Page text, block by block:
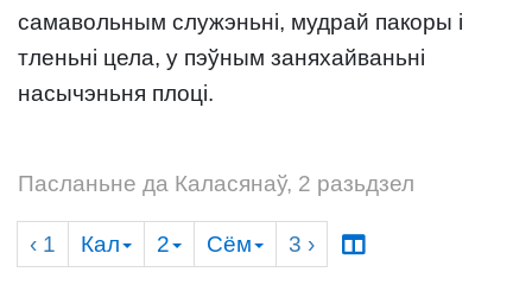
самавольным служэньні, мудрай пакоры і
тленьні цела, у пэўным заняхайваньні
насычэньня плоці.
Пасланьне да Каласянаў, 2 разьдзел
‹ 1 Кал 2 Сём 3 ›